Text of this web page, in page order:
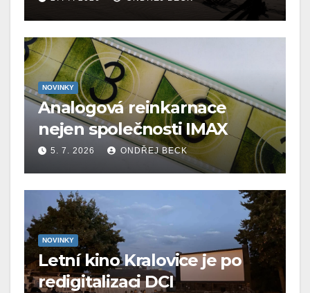
NOVINKY
Analogová reinkarnace
nejen společnosti IMAX
5. 7. 2026 ONDŘEJ BECK
NOVINKY
Letní kino Kralovice je po
redigitalizaci DCI